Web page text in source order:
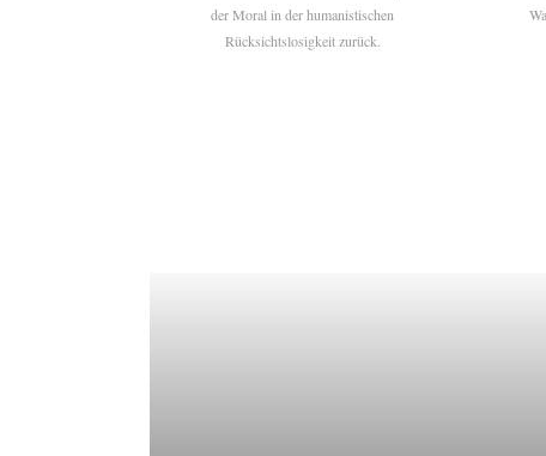
der Moral in der humanistischen
Rücksichtslosigkeit zurück.